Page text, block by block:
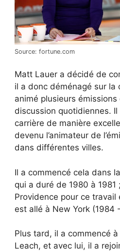
Source: fortune.com
Matt Lauer a décidé de
il a donc déménagé sur la
animé plusieurs émissions
discussion quotidiennes. Il
carrière de manière
devenu l’animateur de
dans différentes villes.
Il a commencé cela dans
qui a duré de 1980 à
Providence pour ce travail
est allé à New York (1984
Plus tard, il a commencé
Leach, et avec lui, il a